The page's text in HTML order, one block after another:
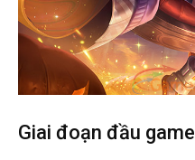
Giai đoạn đầu game